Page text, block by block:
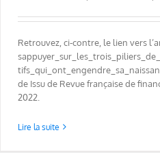
Retrouvez, ci-contre, le lien vers
de Issu de Revue française de
2022.
Lire la suite